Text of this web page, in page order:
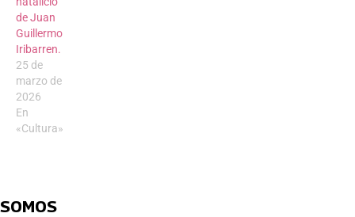
de Juan
Guillermo
Iribarren.
25 de
marzo de
2026
En
«Cultura»
SOMOS